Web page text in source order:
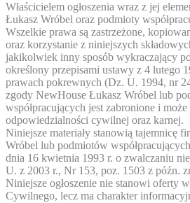
Właścicielem ogłoszenia wraz z jej
Łukasz Wróbel oraz podmioty
Wszelkie prawa są zastrzeżone,
oraz korzystanie z niniejszych
jakikolwiek inny sposób wykraczający
określony przepisami ustawy z 4 lutego
prawach pokrewnych (Dz. U. 1994, nr
zgody NewHouse Łukasz Wróbel lub
współpracujących jest zabronione i
odpowiedzialności cywilnej oraz karnej.
Niniejsze materiały stanowią tajemnicę
Wróbel lub podmiotów
dnia 16 kwietnia 1993 r. o zwalczaniu
U. z 2003 r., Nr 153, poz. 1503 z późn.
Niniejsze ogłoszenie nie stanowi oferty
Cywilnego, lecz ma charakter